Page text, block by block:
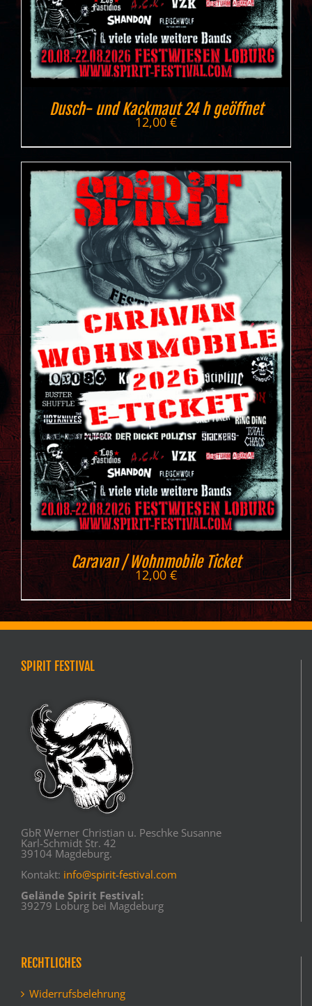
Dusch- und Kackmaut 24 h geöffnet
12,00 €
Caravan / Wohnmobile Ticket
12,00 €
SPIRIT FESTIVAL
GbR Werner Christian u. Peschke Susanne
Karl-Schmidt Str. 42
39104 Magdeburg.
Kontakt: info@spirit-festival.com
Gelände Spirit Festival:
39279 Loburg bei Magdeburg
RECHTLICHES
Widerrufsbelehrung